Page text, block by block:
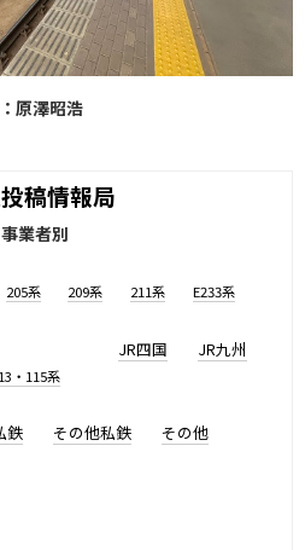
原澤昭浩
稿情報局
事業者別
205系 209系 211系 E233系
・115系
JR四国 JR九州
鉄 その他私鉄 その他